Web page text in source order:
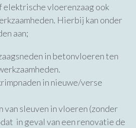
vloerenzaag ook
Hierbij kan onder
aan;
in betonvloeren ten
in nieuwe/verse
van sleuven in vloeren (zonder
in geval van een renovatie de